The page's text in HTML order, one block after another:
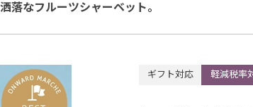
落なフルーツシャーベット。
ギフト対応 軽減税率